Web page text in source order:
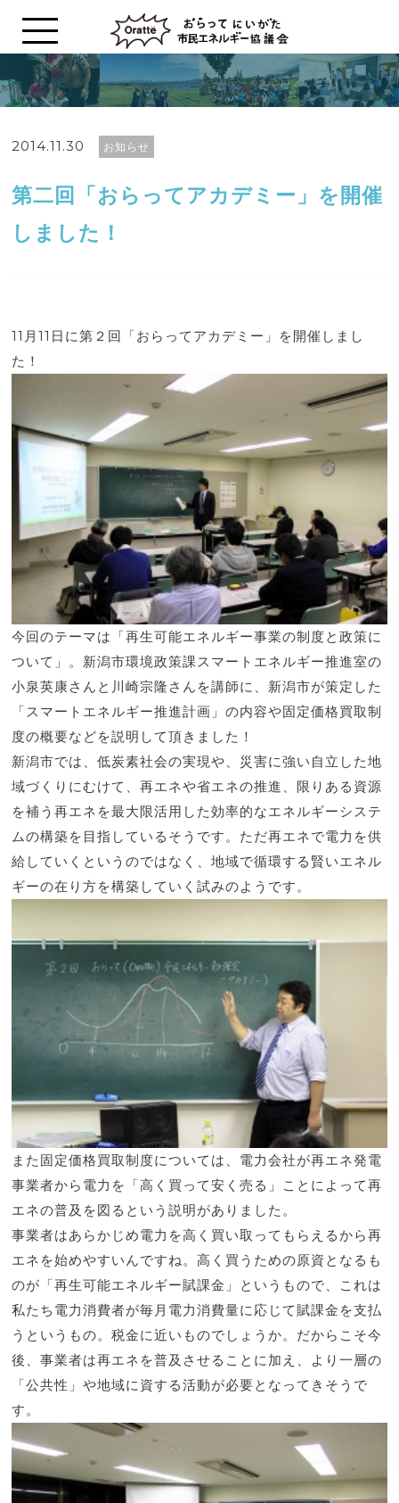
2014.11.30 お知らせ
第二回「おらってアカデミー」を開催
しました！
11月11日に第２回「おらってアカデミー」を開催しまし
た！
今回のテーマは「再生可能エネルギー事業の制度と政策に
ついて」。新潟市環境政策課スマートエネルギー推進室の
小泉英康さんと川崎宗隆さんを講師に、新潟市が策定した
「スマートエネルギー推進計画」の内容や固定価格買取制
度の概要などを説明して頂きました！
新潟市では、低炭素社会の実現や、災害に強い自立した地
域づくりにむけて、再エネや省エネの推進、限りある資源
を補う再エネを最大限活用した効率的なエネルギーシステ
ムの構築を目指しているそうです。ただ再エネで電力を供
給していくというのではなく、地域で循環する賢いエネル
ギーの在り方を構築していく試みのようです。
また固定価格買取制度については、電力会社が再エネ発電
事業者から電力を「高く買って安く売る」ことによって再
エネの普及を図るという説明がありました。
事業者はあらかじめ電力を高く買い取ってもらえるから再
エネを始めやすいんですね。高く買うための原資となるも
のが「再生可能エネルギー賦課金」というもので、これは
私たち電力消費者が毎月電力消費量に応じて賦課金を支払
うというもの。税金に近いものでしょうか。だからこそ今
後、事業者は再エネを普及させることに加え、より一層の
「公共性」や地域に資する活動が必要となってきそうで
す。